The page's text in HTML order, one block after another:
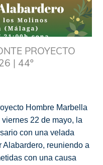
PROYECTO
| 44º
Hombre Marbella
22 de mayo, la
con una velada
reuniendo a
con una causa